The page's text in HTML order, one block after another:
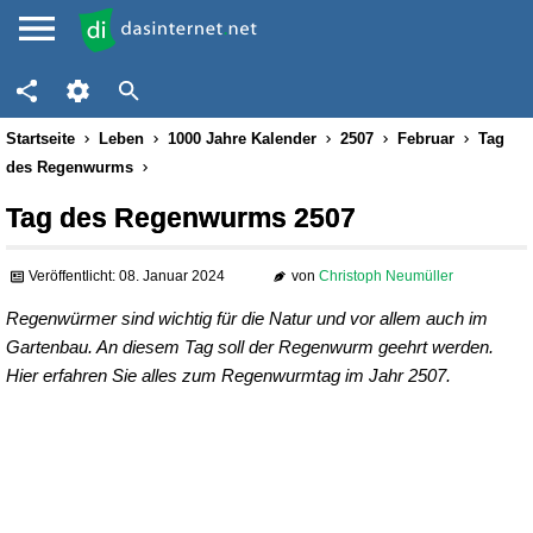
Startseite Leben 1000 Jahre Kalender 2507 Februar
Tag
des Regenwurms
Tag des Regenwurms 2507
Veröffentlicht: 08. Januar 2024 von Christoph Neumüller
Regenwürmer sind wichtig für die Natur und vor allem auch im
Gartenbau. An diesem Tag soll der Regenwurm geehrt werden.
Hier erfahren Sie alles zum Regenwurmtag im Jahr 2507.